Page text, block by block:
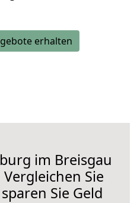
erhalten
im Breisgau
Sie
Sie Geld